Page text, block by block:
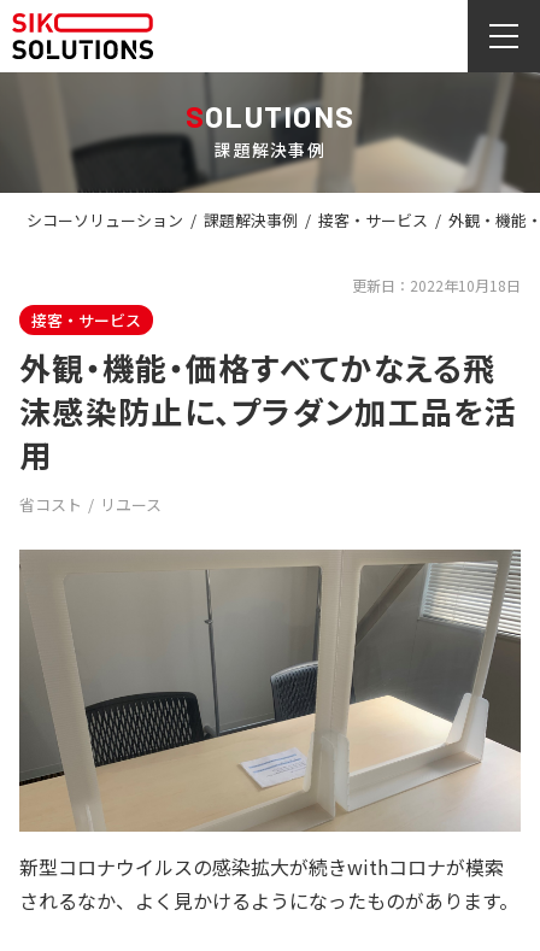
SOLUTIONS
課題解決事例
シコーソリューション / 課題解決事例 / 接客・サービス / 外観・機能
更新日：2022年10月18日
接客・サービス
外観・機能・価格すべてかなえる飛
沫感染防止に、プラダン加工品を活
用
省コスト リユース
新型コロナウイルスの感染拡大が続きwithコロナが模索
されるなか、よく見かけるようになったものがあります。